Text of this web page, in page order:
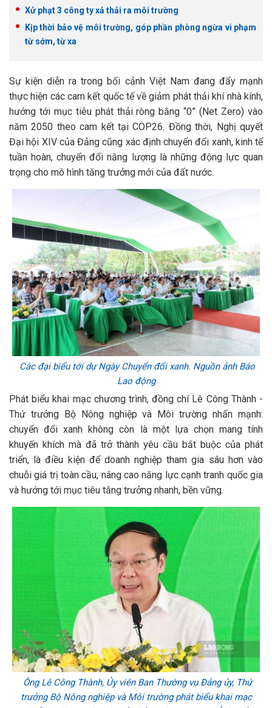
Xử phạt 3 công ty xả thải ra môi trường
Kịp thời bảo vệ môi trường, góp phần phòng ngừa vi phạm
từ sớm, từ xa
Sự kiện diễn ra trong bối cảnh Việt Nam đang đẩy mạnh
thực hiện các cam kết quốc tế về giảm phát thải khí nhà kính,
hướng tới mục tiêu phát thải ròng bằng “0” (Net Zero) vào
năm 2050 theo cam kết tại COP26. Đồng thời, Nghị quyết
Đại hội XIV của Đảng cũng xác định chuyển đổi xanh, kinh tế
tuần hoàn, chuyển đổi năng lượng là những động lực quan
trọng cho mô hình tăng trưởng mới của đất nước.
Các đại biểu tới dự Ngày Chuyển đổi xanh. Nguồn ảnh Báo
Lao động
Phát biểu khai mạc chương trình, đồng chí Lê Công Thành -
Thứ trưởng Bộ Nông nghiệp và Môi trường nhấn mạnh:
chuyển đổi xanh không còn là một lựa chọn mang tính
khuyến khích mà đã trở thành yêu cầu bắt buộc của phát
triển, là điều kiện để doanh nghiệp tham gia sâu hơn vào
chuỗi giá trị toàn cầu, nâng cao năng lực cạnh tranh quốc gia
và hướng tới mục tiêu tăng trưởng nhanh, bền vững.
Ông Lê Công Thành, Ủy viên Ban Thường vụ Đảng ủy, Thứ
trưởng Bộ Nông nghiệp và Môi trường phát biểu khai mạc